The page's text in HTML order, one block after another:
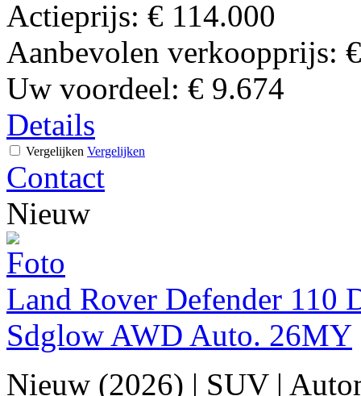
Actieprijs: € 114.000
Aanbevolen verkoopprijs:
Uw voordeel: € 9.674
Details
Vergelijken Vergelijken
Contact
Nieuw
Land Rover Defender 110
Sdglow AWD Auto. 26MY
Nieuw (2026) | SUV|